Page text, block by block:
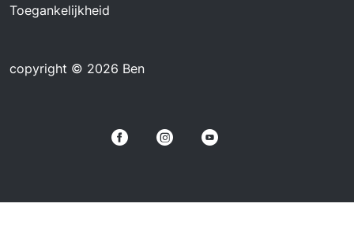
Toegankelijkheid
copyright © 2026 Ben